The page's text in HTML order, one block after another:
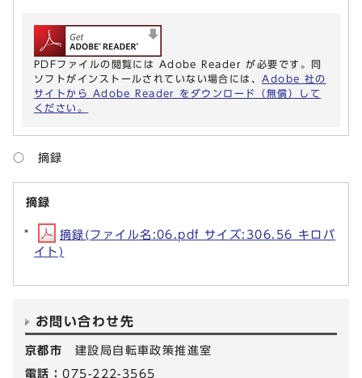
PDFファイルの閲覧には Adobe Reader が必要です。同
ソフトがインストールされていない場合には、 Adobe 社の
サイトから Adobe Reader をダウンロード（無償）して
ください。
○ 摘録
摘録
摘録(ファイル名:06.pdf サイズ:306.56 キロバ
イト)
お問い合わせ先
京都市 建設局自転車政策推進室
電話：075-222-3565